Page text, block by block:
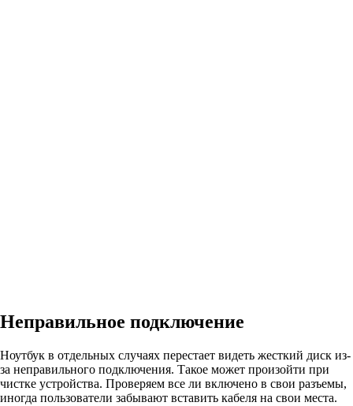
Неправильное подключение
Ноутбук в отдельных случаях перестает видеть жесткий диск из-
за неправильного подключения. Такое может произойти при
чистке устройства. Проверяем все ли включено в свои разъемы,
иногда пользователи забывают вставить кабеля на свои места.